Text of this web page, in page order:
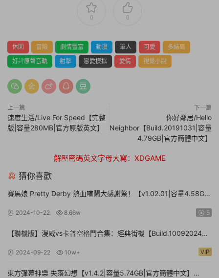
0 0
休閑 冒險 劇情豐富 動漫 單人 可愛
多結局
好評原聲音軌
射擊 戀愛模拟 愛情 視覺小說
上一篇
速度生活/Live For Speed【完整
版|容量280MB|官方原版英文】
下一篇
你好鄰居/Hello
Neighbor【Build.20191031|容量
4.79GB|官方簡體中文】
解壓密碼英文字母大寫：XDGAME
猜你喜歡
賽馬娘 Pretty Derby 熱血喧鬧大感謝祭！【v1.02.01|容量4.58GB|
2024-10-22 8.66w 5
【聯機版】漫威vs卡普空格鬥合集：經典街機【Build.10092024聯
Collection: Arcade Classics
2024-09-22 10w+ VIP
東方彈幕神樂 失落幻想【v1.4.2|容量5.74GB|官方簡體中文】